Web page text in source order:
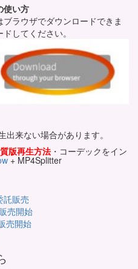
使い方
ラウザでダウンロードできま
してください。
来ない場合があります。
版再生方法 ・コーデックをイン
+ MP4Splitter
託販売
売開始
売開始